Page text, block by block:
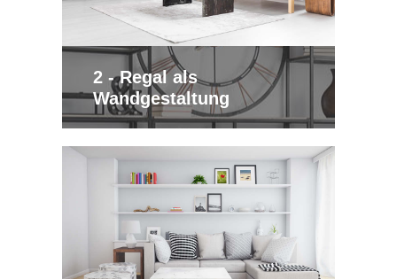
2 - Regal als
Wandgestaltung